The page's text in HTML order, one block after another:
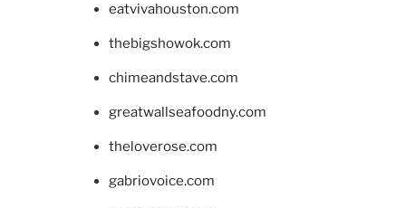
eatvivahouston.com
thebigshowok.com
chimeandstave.com
greatwallseafoodny.com
theloverose.com
gabriovoice.com